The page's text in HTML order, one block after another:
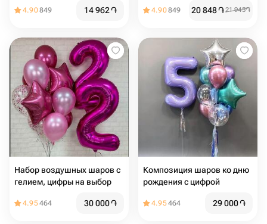
4.90849 14 962֏ 4.90849 20 848֏21 945֏
Набор воздушных шаров с
гелием, цифры на выбор
4.95464 30 000֏
Композиция шаров ко дню
рождения с цифрой
4.95464 29 000֏